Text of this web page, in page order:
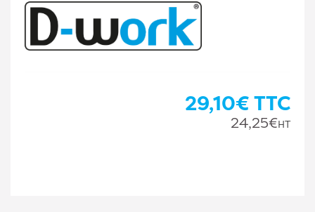
29,10€TTC
24,25€HT